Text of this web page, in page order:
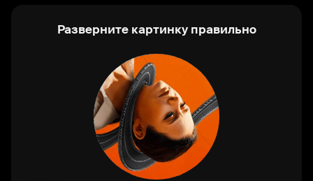
Разверните картинку правильно